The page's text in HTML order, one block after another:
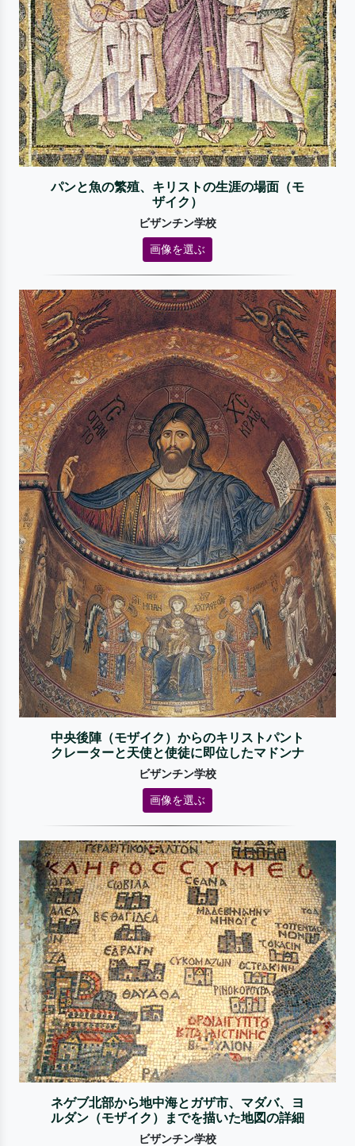
パンと魚の繁殖、キリストの生涯の場面（モ
ザイク）
ビザンチン学校
画像を選ぶ
中央後陣（モザイク）からのキリストパント
クレーターと天使と使徒に即位したマドンナ
ビザンチン学校
画像を選ぶ
ネゲブ北部から地中海とガザ市、マダバ、ヨ
ルダン（モザイク）までを描いた地図の詳細
ビザンチン学校